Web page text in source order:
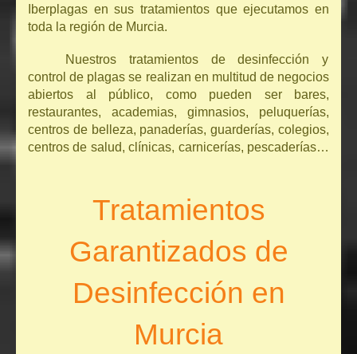
Iberplagas en sus tratamientos que ejecutamos en
toda la región de Murcia.
Nuestros tratamientos de desinfección y
control de plagas se realizan en multitud de negocios
abiertos al público, como pueden ser bares,
restaurantes, academias, gimnasios, peluquerías,
centros de belleza, panaderías, guarderías, colegios,
centros de salud, clínicas, carnicerías, pescaderías…
Tratamientos
Garantizados de
Desinfección en
Murcia